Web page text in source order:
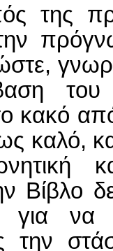
της
την
κακό
καλό,
Βίβλο
να
την